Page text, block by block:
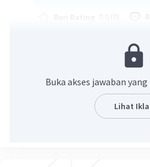
Iklan
Buka akses jawaban
Lihat